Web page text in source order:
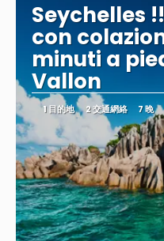
Seychelles
con
minuti a
Vallon
1 目的地 2 交通網絡 7 晚